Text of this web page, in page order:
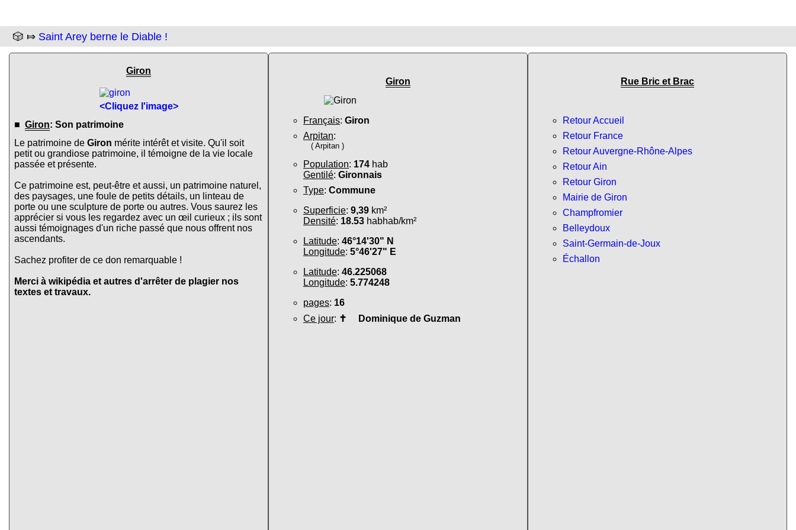
🎲 ⤇ Saint Arey berne le Diable !
Giron
<Cliquez l'image>
■ Giron: Son patrimoine
Le patrimoine de Giron mérite intérêt et visite. Qu'il soit
petit ou grandiose patrimoine, il témoigne de la vie locale
passée et présente.
Ce patrimoine est, peut-être et aussi, un patrimoine naturel,
des paysages, une foule de petits détails, un linteau de
porte ou une sculpture de porte ou autres. Vous saurez les
apprécier si vous les regardez avec un œil curieux ; ils sont
aussi témoignages d'un riche passé que nous offrent nos
ascendants.
Sachez profiter de ce don remarquable !
Merci à wikipédia et autres d'arrêter de plagier nos
textes et travaux.
Giron
Français: Giron
Arpitan:
( Arpitan )
Population: 174 hab
Gentilé: Gironnais
Type: Commune
Superficie: 9,39 km²
Densité: 18.53 habhab/km²
Latitude: 46°14'30" N
Longitude: 5°46'27" E
Latitude: 46.225068
Longitude: 5.774248
pages: 16
Ce jour: ✝ Dominique de Guzman
Rue Bric et Brac
Retour Accueil
Retour France
Retour Auvergne-Rhône-Alpes
Retour Ain
Retour Giron
Mairie de Giron
Champfromier
Belleydoux
Saint-Germain-de-Joux
Échallon